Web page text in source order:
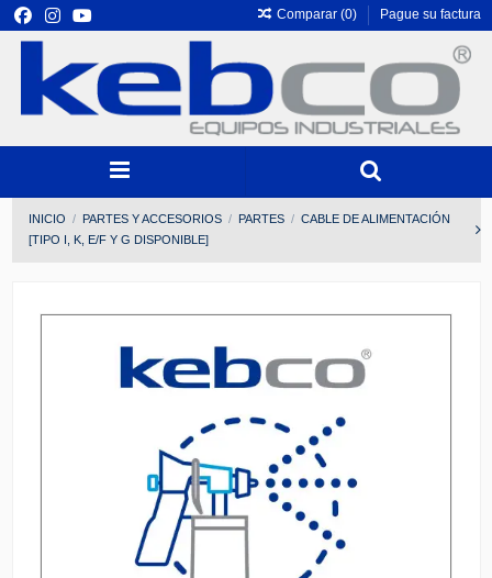
Comparar (0) Pague su factura
INICIO PARTES Y ACCESORIOS PARTES
CABLE DE ALIMENTACIÓN
[TIPO I, K, E/F Y G DISPONIBLE]